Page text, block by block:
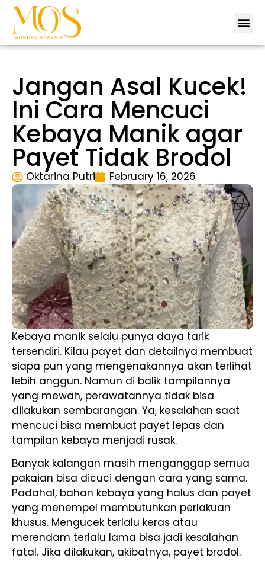
Jangan Asal Kucek!
Ini Cara Mencuci
Kebaya Manik agar
Payet Tidak Brodol
Oktarina Putri February 16, 2026
Kebaya manik selalu punya daya tarik
tersendiri. Kilau payet dan detailnya membuat
siapa pun yang mengenakannya akan terlihat
lebih anggun. Namun di balik tampilannya
yang mewah, perawatannya tidak bisa
dilakukan sembarangan. Ya, kesalahan saat
mencuci bisa membuat payet lepas dan
tampilan kebaya menjadi rusak.
Banyak kalangan masih menganggap semua
pakaian bisa dicuci dengan cara yang sama.
Padahal, bahan kebaya yang halus dan payet
yang menempel membutuhkan perlakuan
khusus. Mengucek terlalu keras atau
merendam terlalu lama bisa jadi kesalahan
fatal. Jika dilakukan, akibatnya, payet brodol.